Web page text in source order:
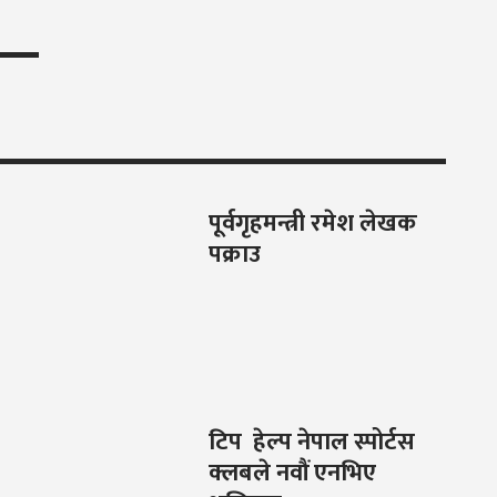
पूर्वगृहमन्त्री रमेश लेखक
पक्राउ
टिप हेल्प नेपाल स्पोर्टस
क्लबले नवौं एनभिए